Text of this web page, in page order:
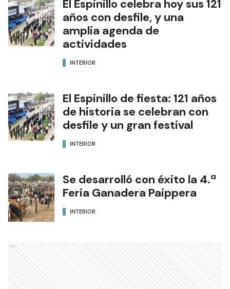
El Espinillo celebra hoy sus 121
años con desfile, y una
amplia agenda de
actividades
INTERIOR
El Espinillo de fiesta: 121 años
de historia se celebran con
desfile y un gran festival
INTERIOR
Se desarrolló con éxito la 4.ª
Feria Ganadera Paippera
INTERIOR
Ads